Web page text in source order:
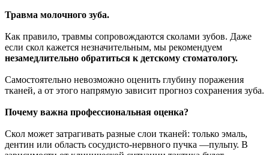
Травма молочного зуба.
Как правило, травмы сопровождаются сколами зубов. Даже
если скол кажется незначительным, мы рекомендуем
незамедлительно обратиться к детскому стоматологу.
Самостоятельно невозможно оценить глубину поражения
тканей, а от этого напрямую зависит прогноз сохранения зуба.
Почему важна профессиональная оценка?
Скол может затрагивать разные слои тканей: только эмаль,
дентин или область сосудисто-нервного пучка —пульпу. В